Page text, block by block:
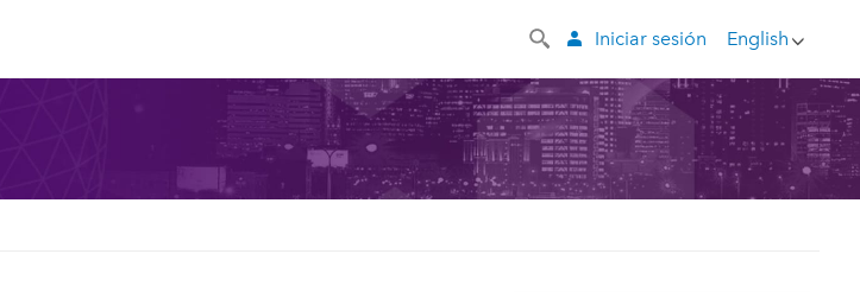
English
Iniciar sesión